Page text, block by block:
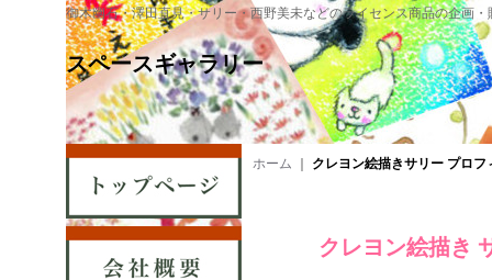
御木幽石・澤田直見・サリー・西野美未などのライセンス商品の企画・
スペースギャラリー
ホーム クレヨン絵描きサリー プロフ
クレヨン絵描き